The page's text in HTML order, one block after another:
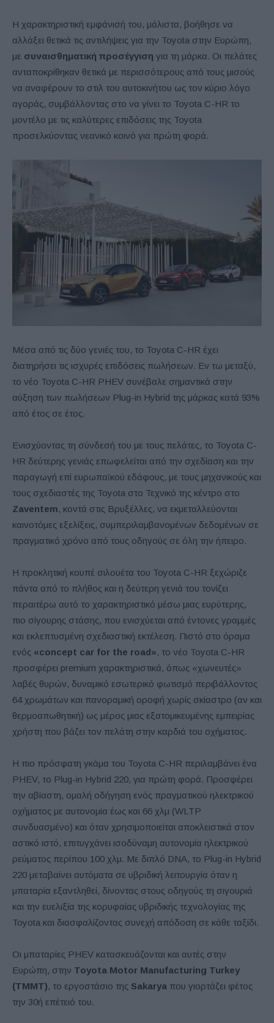
Η χαρακτηριστική εμφάνισή του, μάλιστα, βοήθησε να
αλλάξει θετικά τις αντιλήψεις για την Toyota στην Ευρώπη,
με συναισθηματική προσέγγιση για τη μάρκα. Οι πελάτες
ανταποκρίθηκαν θετικά με περισσότερους από τους μισούς
να αναφέρουν το στιλ του αυτοκινήτου ως τον κύριο λόγο
αγοράς, συμβάλλοντας στο να γίνει το Toyota C-HR το
μοντέλο με τις καλύτερες επιδόσεις της Toyota
προσελκύοντας νεανικό κοινό για πρώτη φορά.
Μέσα από τις δύο γενιές του, το Toyota C-HR έχει
διατηρήσει τις ισχυρές επιδόσεις πωλήσεων. Εν τω μεταξύ,
το νέο Toyota C-HR PHEV συνέβαλε σημαντικά στην
αύξηση των πωλήσεων Plug-in Hybrid της μάρκας κατά 93%
από έτος σε έτος.
Ενισχύοντας τη σύνδεσή του με τους πελάτες, το Toyota C-
HR δεύτερης γενιάς επωφελείται από την σχεδίαση και την
παραγωγή επί ευρωπαϊκού εδάφους, με τους μηχανικούς και
τους σχεδιαστές της Toyota στο Τεχνικό της κέντρο στο
Zaventem, κοντά στις Βρυξέλλες, να εκμεταλλεύονται
καινοτόμες εξελίξεις, συμπεριλαμβανομένων δεδομένων σε
πραγματικό χρόνο από τους οδηγούς σε όλη την ήπειρο.
Η προκλητική κουπέ σιλουέτα του Toyota C-HR ξεχώριζε
πάντα από το πλήθος και η δεύτερη γενιά του τονίζει
περαιτέρω αυτό το χαρακτηριστικό μέσω μιας ευρύτερης,
πιο σίγουρης στάσης, που ενισχύεται από έντονες γραμμές
και εκλεπτυσμένη σχεδιαστική εκτέλεση. Πιστό στο όραμα
ενός «concept car for the road», το νέο Toyota C-HR
προσφέρει premium χαρακτηριστικά, όπως «χωνευτές»
λαβές θυρών, δυναμικό εσωτερικό φωτισμό περιβάλλοντος
64 χρωμάτων και πανοραμική οροφή χωρίς σκίαστρο (αν και
θερμοαπωθητική) ως μέρος μιας εξατομικευμένης εμπειρίας
χρήστη που βάζει τον πελάτη στην καρδιά του οχήματος.
Η πιο πρόσφατη γκάμα του Toyota C-HR περιλαμβάνει ένα
PHEV, το Plug-in Hybrid 220, για πρώτη φορά. Προσφέρει
την αβίαστη, ομαλή οδήγηση ενός πραγματικού ηλεκτρικού
οχήματος με αυτονομία έως και 66 χλμ (WLTP
συνδυασμένο) και όταν χρησιμοποιείται αποκλειστικά στον
αστικό ιστό, επιτυγχάνει ισοδύναμη αυτονομία ηλεκτρικού
ρεύματος περίπου 100 χλμ. Με διπλό DNA, το Plug-in Hybrid
220 μεταβαίνει αυτόματα σε υβριδική λειτουργία όταν η
μπαταρία εξαντληθεί, δίνοντας στους οδηγούς τη σιγουριά
και την ευελιξία της κορυφαίας υβριδικής τεχνολογίας της
Toyota και διασφαλίζοντας συνεχή απόδοση σε κάθε ταξίδι.
Οι μπαταρίες PHEV κατασκευάζονται και αυτές στην
Ευρώπη, στην Toyota Motor Manufacturing Turkey
(TMMT), το εργοστάσιο της Sakarya που γιορτάζει φέτος
την 30ή επέτειό του.